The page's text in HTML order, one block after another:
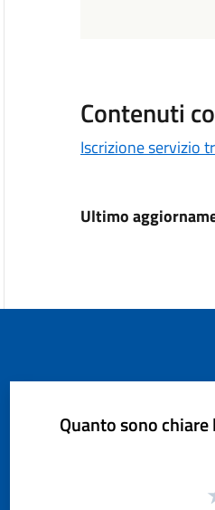
Contenuti
Iscrizione servizio
Ultimo
Quanto sono